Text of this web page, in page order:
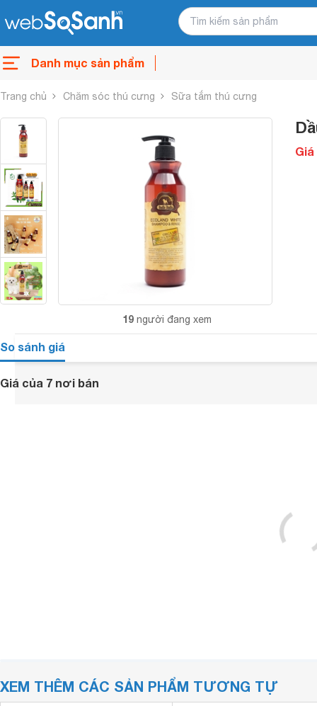
Danh mục sản phẩm
Trang chủ Chăm sóc thú cưng Sữa tắm thú cưng
19 người đang xem
So sánh giá
Giá của 7 nơi bán
XEM THÊM CÁC SẢN PHẨM TƯƠNG TỰ